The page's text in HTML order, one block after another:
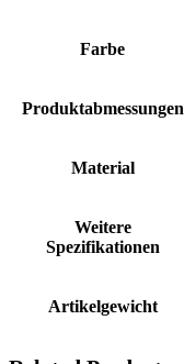
Farbe
Produktabmessungen
Material
Weitere
Spezifikationen
Artikelgewicht